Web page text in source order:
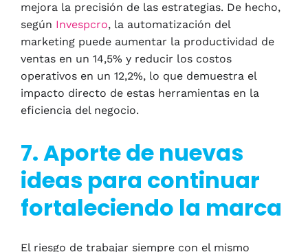
mejora la precisión de las estrategias. De hecho,
según Invespcro, la automatización del
marketing puede aumentar la productividad de
ventas en un 14,5% y reducir los costos
operativos en un 12,2%, lo que demuestra el
impacto directo de estas herramientas en la
eficiencia del negocio.
7. Aporte de nuevas
ideas para continuar
fortaleciendo la marca
El riesgo de trabajar siempre con el mismo